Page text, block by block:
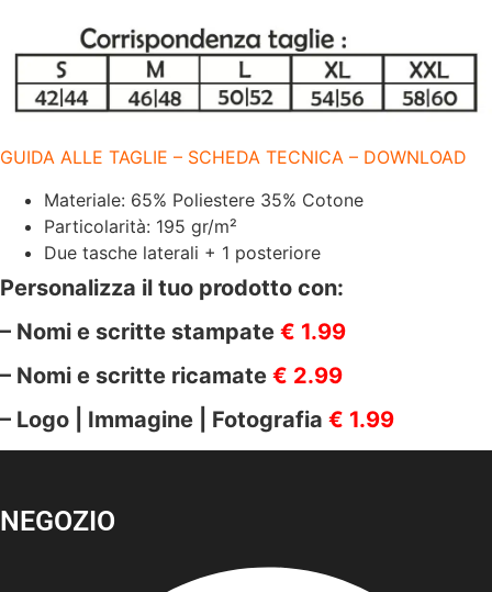
TASCHE
195
GR/M2
GUIDA ALLE TAGLIE – SCHEDA TECNICA – DOWNLOAD
Materiale: 65% Poliestere 35% Cotone
Particolarità: 195 gr/m²
Due tasche laterali + 1 posteriore
Personalizza il tuo prodotto con:
– Nomi e scritte stampate € 1.99
– Nomi e scritte ricamate € 2.99
– Logo | Immagine | Fotografia € 1.99
NEGOZIO